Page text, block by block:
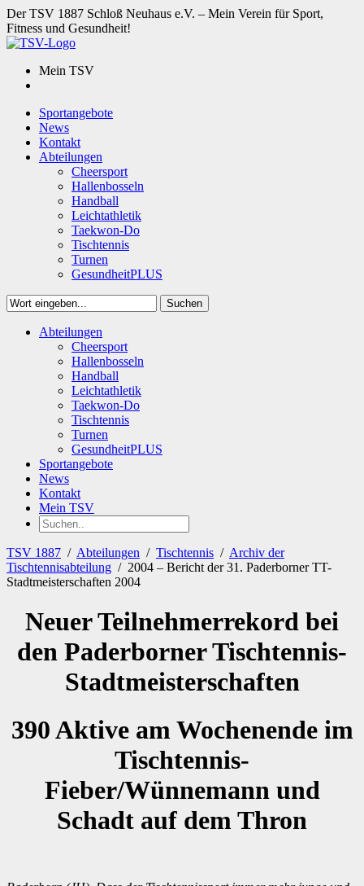
Der TSV 1887 Schloß Neuhaus e.V. – Mein Verein für Sport,
Fitness und Gesundheit!
Mein TSV
Sportangebote
News
Kontakt
Abteilungen
Cheersport
Hallenbosseln
Handball
Leichtathletik
Taekwon-Do
Tischtennis
Turnen
GesundheitPLUS
Suchen
SuchenAbteilungen
Cheersport
Hallenbosseln
Handball
Leichtathletik
Taekwon-Do
Tischtennis
Turnen
GesundheitPLUS
Sportangebote
News
Kontakt
Mein TSV
TSV 1887 / Abteilungen / Tischtennis / Archiv der
Tischtennisabteilung / 2004 – Bericht der 31. Paderborner TT-
Stadtmeisterschaften 2004
Neuer Teilnehmerrekord bei
den Paderborner Tischtennis-
Stadtmeisterschaften
390 Aktive am Wochenende im
Tischtennis-
Fieber/Wünnemann und
Schadt auf dem Thron